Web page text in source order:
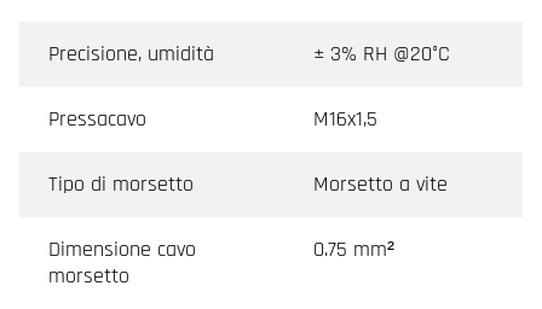
Precisione, umidità ± 3% RH @20°C
Pressacavo M16x1,5
Tipo di morsetto Morsetto a vite
Dimensione cavo
morsetto
0.75 mm²